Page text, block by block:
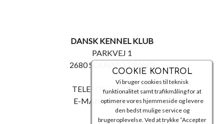
COOKIE KONTROL
Vi bruger cookies til teknisk
funktionalitet samt trafikmåling for at
optimere vores hjemmeside og levere
den bedst mulige service og
brugeroplevelse. Ved at trykke ”Accepter
DANSK KENNEL KLUB
PARKVEJ 1
2680 SOLRØD STRAND
TELEFON: 56 18 81 00
E-MAIL:post@dkk.dk